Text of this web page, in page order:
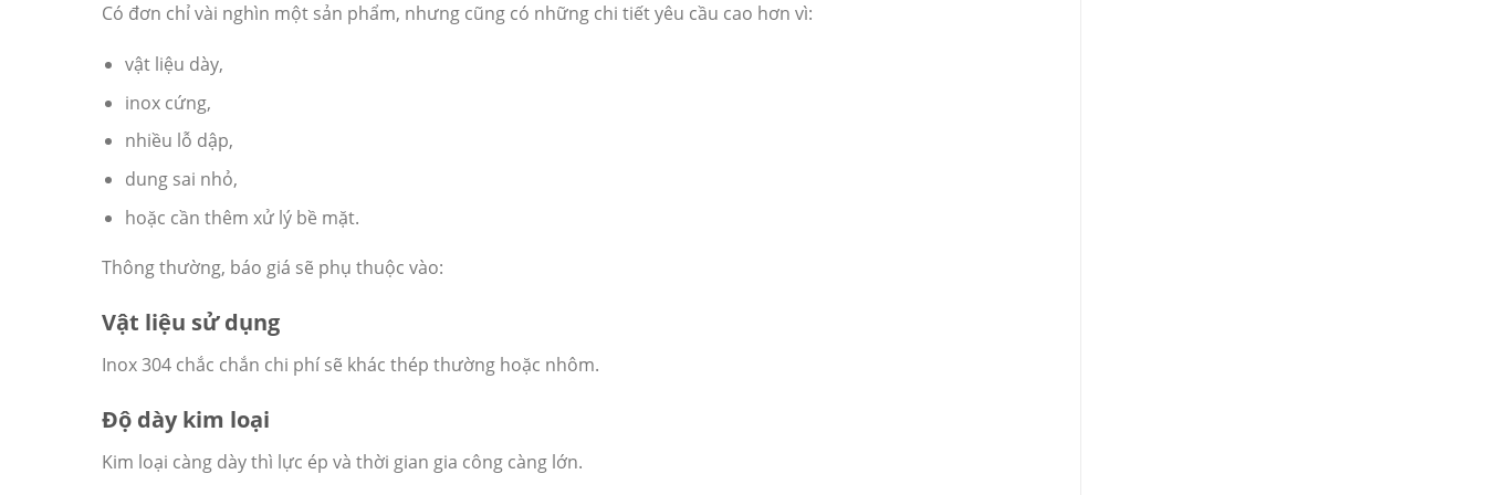
Có đơn chỉ vài nghìn một sản phẩm, nhưng cũng có những chi tiết yêu cầu cao hơn vì:
vật liệu dày,
inox cứng,
nhiều lỗ dập,
dung sai nhỏ,
hoặc cần thêm xử lý bề mặt.
Thông thường, báo giá sẽ phụ thuộc vào:
Vật liệu sử dụng
Inox 304 chắc chắn chi phí sẽ khác thép thường hoặc nhôm.
Độ dày kim loại
Kim loại càng dày thì lực ép và thời gian gia công càng lớn.